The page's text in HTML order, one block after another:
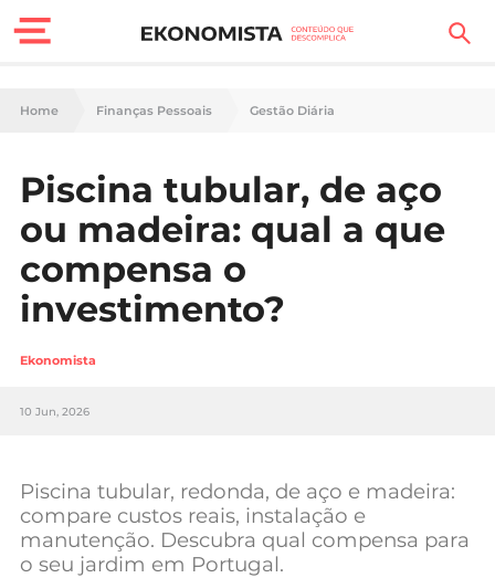
Finanças Pessoais
Carreira
Casa
Lifestyle
Sociedade
Tecnologia
Negócios
Mundial 2026
Home Finanças Pessoais Gestão Diária
Piscina tubular, de aço
ou madeira: qual a que
compensa o
investimento?
Ekonomista
10 Jun, 2026
Piscina tubular, redonda, de aço e madeira:
compare custos reais, instalação e
manutenção. Descubra qual compensa para
o seu jardim em Portugal.